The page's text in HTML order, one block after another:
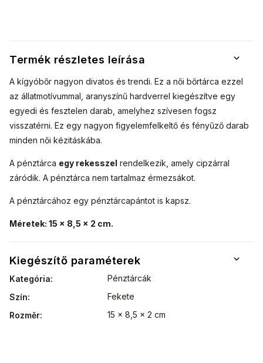
Termék részletes leírása
A kígyóbőr nagyon divatos és trendi. Ez a női bőrtárca ezzel
az állatmotívummal, aranyszínű hardverrel kiegészítve egy
egyedi és fesztelen darab, amelyhez szívesen fogsz
visszatérni. Ez egy nagyon figyelemfelkeltő és fényűző darab
minden női kézitáskába.
A pénztárca egy rekesszel rendelkezik, amely cipzárral
záródik. A pénztárca nem tartalmaz érmezsákot.
A pénztárcához egy pénztárcapántot is kapsz.
Méretek: 15 x 8,5 x 2 cm.
Kiegészítő paraméterek
Kategória:
Pénztárcák
Szín:
Fekete
Rozměr: 15 x 8,5 x 2 cm